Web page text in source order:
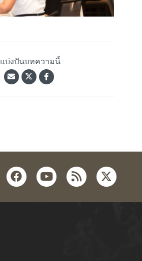
แบ่งปันบทความนี้
facebookyoutube
rss twitter